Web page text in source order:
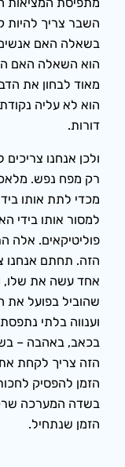
השבר צריך להיות
בשאלה האם אנשים
הוא השאלה האם
מאוד לבחון את
הוא לא עליה
דורות.
ולכן אנחנו
רק מפח נפש.
מכדי לתת אותו
למסור אותו בידי
פוליטיקאים. אלה
הזה. תחתם אנחנו
אחד עשה את שלו,
שהוביל בפועל את
וענווה בלתי
בכאב, באהבה –
הזה צריך לקחת את
הזמן להפסיק
בשדה המערכה שרק
הזמן שנתחיל.